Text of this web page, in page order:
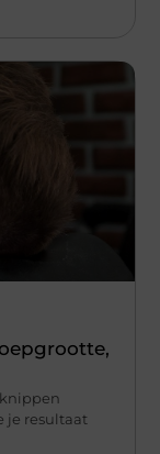
je resultaat